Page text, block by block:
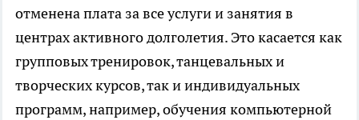
отменена плата за все услуги и занятия в
центрах активного долголетия. Это касается как
групповых тренировок, танцевальных и
творческих курсов, так и индивидуальных
программ, например, обучения компьютерной